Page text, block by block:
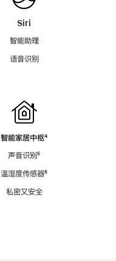
Siri
智能助理
语音识别
智能家居中枢脚
⁴
声音识别脚
⁵
温湿度传感器脚
⁶
私密又安全